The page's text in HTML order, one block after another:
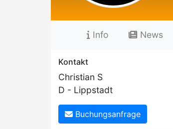
Info News
Kontakt
Christian S
D - Lippstadt
Buchungsanfrage